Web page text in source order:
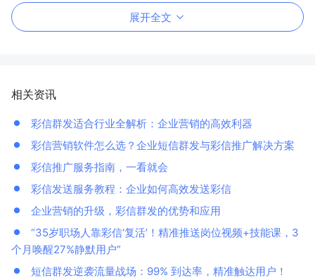
展开全文
相关资讯
彩信群发适合行业全解析：企业营销的高效利器
彩信营销软件怎么选？企业短信群发与彩信推广解决方案
彩信推广服务指南，一看就会
彩信发送服务教程：企业如何高效发送彩信
企业营销的升级，彩信群发的优势和应用
“35岁职场人靠彩信‘复活’！精准推送岗位视频+技能课，3
个月唤醒27%静默用户”
短信群发逆袭流量战场：99% 到达率，精准触达用户！